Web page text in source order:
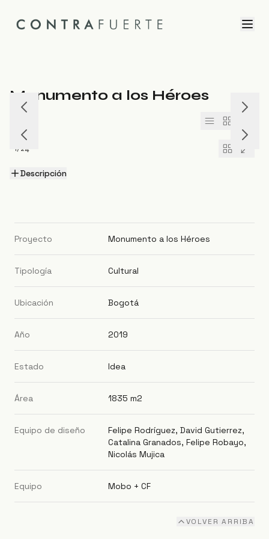
Monumento a los Héroes
1/ 24
Descripción
Proyecto Monumento a los Héroes
Tipología Cultural
Ubicación Bogotá
Año 2019
Estado Idea
Área 1835 m2
Equipo de diseño
Felipe Rodríguez, David Gutierrez,
Catalina Granados, Felipe Robayo,
Nicolás Mujica
Equipo Mobo + CF
VOLVER ARRIBA